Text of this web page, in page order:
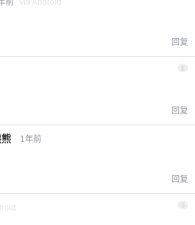
前 via Android
回复
回复
1年前
回复
9